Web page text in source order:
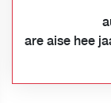
are aise hee